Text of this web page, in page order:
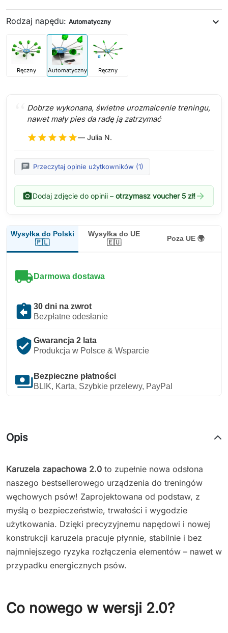
Rodzaj napędu: Automatyczny expand_more
Ręczny Automatyczny Ręczny
Dobrze wykonana, świetne urozmaicenie treningu,
nawet mały pies da radę ją zatrzymać
star star star star star— Julia N.
chat Przeczytaj opinie użytkowników (1)
photo_cameraDodaj zdjęcie do opinii – otrzymasz voucher 5 zł!arrow_forward
Wysyłka do Polski
🇵🇱
Wysyłka do UE
🇪🇺
Poza UE 🌍
local_shipping Darmowa dostawa
assignment_return 30 dni na zwrot
Bezpłatne odesłanie
verified_user Gwarancja 2 lata
Produkcja w Polsce & Wsparcie
payments Bezpieczne płatności
BLIK, Karta, Szybkie przelewy, PayPal
Opis
Karuzela zapachowa 2.0 to zupełnie nowa odsłona
naszego bestsellerowego urządzenia do treningów
węchowych psów! Zaprojektowana od podstaw, z
myślą o bezpieczeństwie, trwałości i wygodzie
użytkowania. Dzięki precyzyjnemu napędowi i nowej
konstrukcji karuzela pracuje płynnie, stabilnie i bez
najmniejszego ryzyka rozłączenia elementów – nawet w
przypadku energicznych psów.
Co nowego w wersji 2.0?